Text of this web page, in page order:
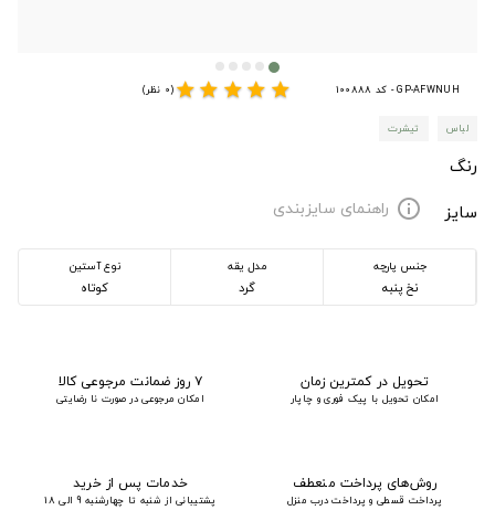
GP-AFWNUH - کد 100888 star
star
star
star
star(0 نظر)
لباس تیشرت
رنگ
سایز
info راهنمای سایزبندی
جنس پارچه
نخ پنبه
مدل یقه
گرد
نوع آستین
کوتاه
تحویل در کمترین زمان
امکان تحویل با پیک فوری و چاپار
۷ روز ضمانت مرجوعی کالا
امکان مرجوعی در صورت نا رضایتی
روش‌های پرداخت منعطف
پرداخت قسطی و پرداخت درب منزل
خدمات پس از خرید
پشتیبانی از شنبه تا چهارشنبه 9 الی 18